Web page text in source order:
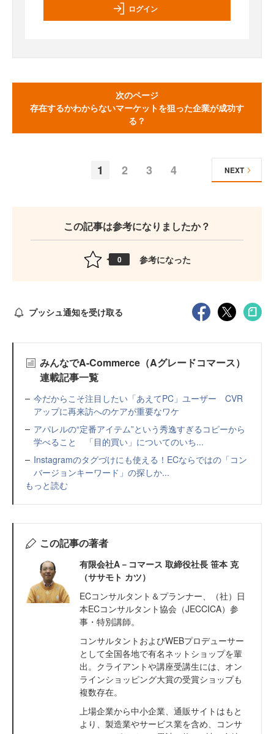
ログイン
次のページ
存在するかわからないマーケットを狙った企業が成功す
る？
1 2 3 4 NEXT
この記事は参考になりましたか？
0 参考になった
プッシュ通知を受け取る
みんなでA-Commerce（Aグレードコマース）
連載記事一覧
今だからこそ注目したい「あえてPC」ユーザー CVR
アップに再来訪へのケアが重要なワケ
アパレルの“定番アイテム”という秀逸すぎるコピーから
学べること 「目的買い」についてのいち...
Instagramのタグづけにも使える！ECならではの「コン
バージョンキーワード」の探しか...
もっと読む
この記事の著者
有限会社A－コマース 取締役社長 笹本 克
（ササモト カツ）
ECコンサルタント＆プランナー、（社）日
本ECコンサルタント協会（JECCICA）参
事・特別講師。
コンサルタントおよびWEBプロデューサー
として全国各地で有名ネットショップを輩
出。クライアントや講座受講生には、オン
ラインショッピング大賞の受賞ショップも
複数存在。
上場企業から中小企業、通販サイトはもと
より、製造業やサービス業を含め、コンサ